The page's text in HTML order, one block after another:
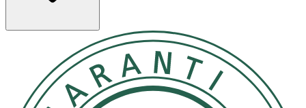
Egenskaper
· Innehåller broccoliolja och blågrön algextrakt
· Bidrar till att återfukta och ge glans
· Skonsam formula som passar alla hårtyper